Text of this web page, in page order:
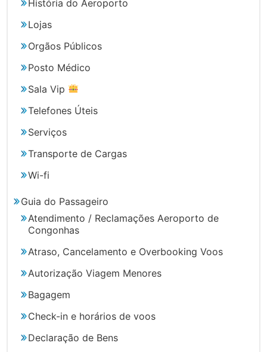
História do Aeroporto
Lojas
Orgãos Públicos
Posto Médico
Sala Vip
Telefones Úteis
Serviços
Transporte de Cargas
Wi-fi
Guia do Passageiro
Atendimento / Reclamações Aeroporto de
Congonhas
Atraso, Cancelamento e Overbooking Voos
Autorização Viagem Menores
Bagagem
Check-in e horários de voos
Declaração de Bens